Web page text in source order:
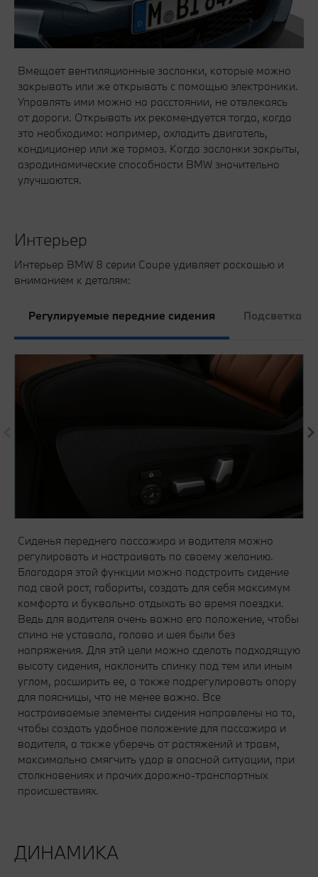
Вмещает вентиляционные заслонки, которые можно
закрывать или же открывать с помощью электроники.
Управлять ими можно на расстоянии, не отвлекаясь
от дороги. Открывать их рекомендуется тогда, когда
это необходимо: например, охладить двигатель,
кондиционер или же тормоз. Когда заслонки закрыты,
аэродинамические способности BMW значительно
улучшаются.
Интерьер
Интерьер BMW 8 серии Coupe удивляет роскошью и
вниманием к деталям:
Регулируемые передние сидения Подсветка
Сиденья переднего пассажира и водителя можно
регулировать и настраивать по своему желанию.
Благодаря этой функции можно подстроить сидение
под свой рост, габариты, создать для себя максимум
комфорта и буквально отдыхать во время поездки.
Ведь для водителя очень важно его положение, чтобы
спина не уставала, голова и шея были без
напряжения. Для этй цели можно сделать подходящую
высоту сидения, наклонить спинку под тем или иным
углом, расширить ее, а также подрегулировать опору
для поясницы, что не менее важно. Все
настраиваемые элементы сидения направлены на то,
чтобы создать удобное положение для пассажира и
водителя, а также уберечь от растяжений и травм,
максимально смягчить удар в опасной ситуации, при
столкновениях и прочих дорожно-транспортных
происшествиях.
ДИНАМИКА